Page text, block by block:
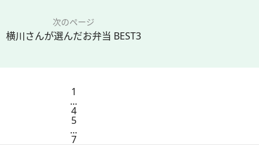
次のページ
横川さんが選んだお弁当 BEST3
1
...
4
5
...
7